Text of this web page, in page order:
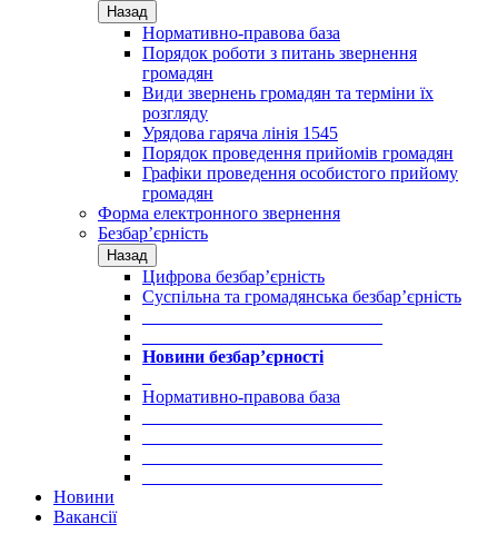
Назад
Нормативно-правова база
Порядок роботи з питань звернення
громадян
Види звернень громадян та терміни їх
розгляду
Урядова гаряча лінія 1545
Порядок проведення прийомів громадян
Графіки проведення особистого прийому
громадян
Форма електронного звернення
Безбар’єрність
Назад
Цифрова безбар’єрність
Суспільна та громадянська безбар’єрність
Новини безбар’єрності
Нормативно-правова база
Новини
Вакансії